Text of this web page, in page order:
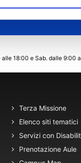
18:00 e Sab. dalle 9:00
Terza Missione
Elenco siti tematici
Servizi con
Prenotazione Aule